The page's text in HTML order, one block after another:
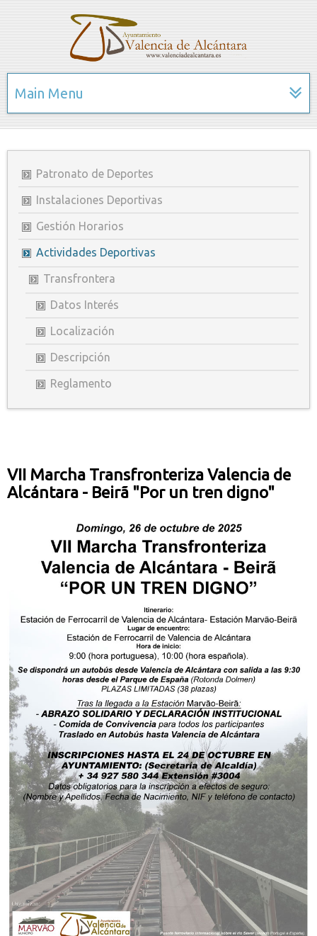
Main Menu
Patronato de Deportes
Instalaciones Deportivas
Gestión Horarios
Actividades Deportivas
Transfrontera
Datos Interés
Localización
Descripción
Reglamento
VII Marcha Transfronteriza Valencia de
Alcántara - Beirã "Por un tren digno"